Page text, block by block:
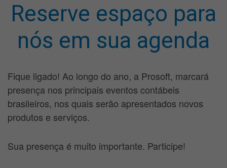
Reserve espaço para
nós em sua agenda
Fique ligado! Ao longo do ano, a Prosoft, marcará
presença nos principais eventos contábeis
brasileiros, nos quais serão apresentados novos
produtos e serviços.
Sua presença é muito importante. Participe!